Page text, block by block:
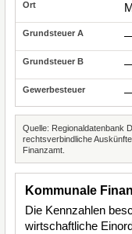
Quelle: Regionaldatenbank
rechtsverbindliche
Finanzamt.
Kommunale
Die Kennzahlen
wirtschaftliche